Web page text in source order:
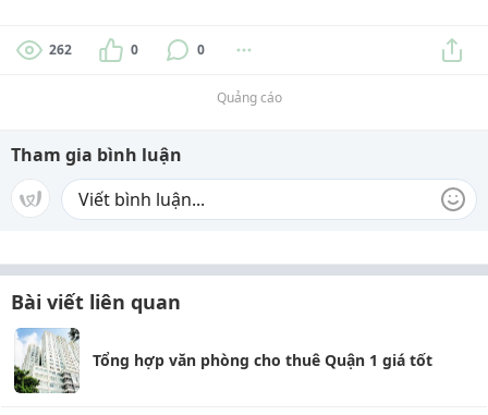
262 0 0
Quảng cáo
Tham gia bình luận
Bài viết liên quan
Tổng hợp văn phòng cho thuê Quận 1 giá tốt